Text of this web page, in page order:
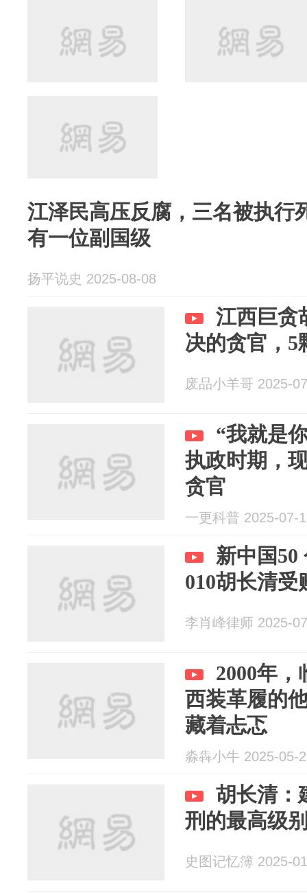
江泽民高压反腐，三名被执行
有一位副国级
扬平说史 2025-08-08
江西巨贪
决的贪官，5
废品小羊哥 2025-
“我就是
执政时期，
贪官
一更科普 2025-07-
新中国50
010胡长清受
李肖峰律师 2025-
2000年
西装革履的
藏着忐忑
淼犇小牛 2025-05-
胡长清：
刑的最高级
史图记忆簿 2025-